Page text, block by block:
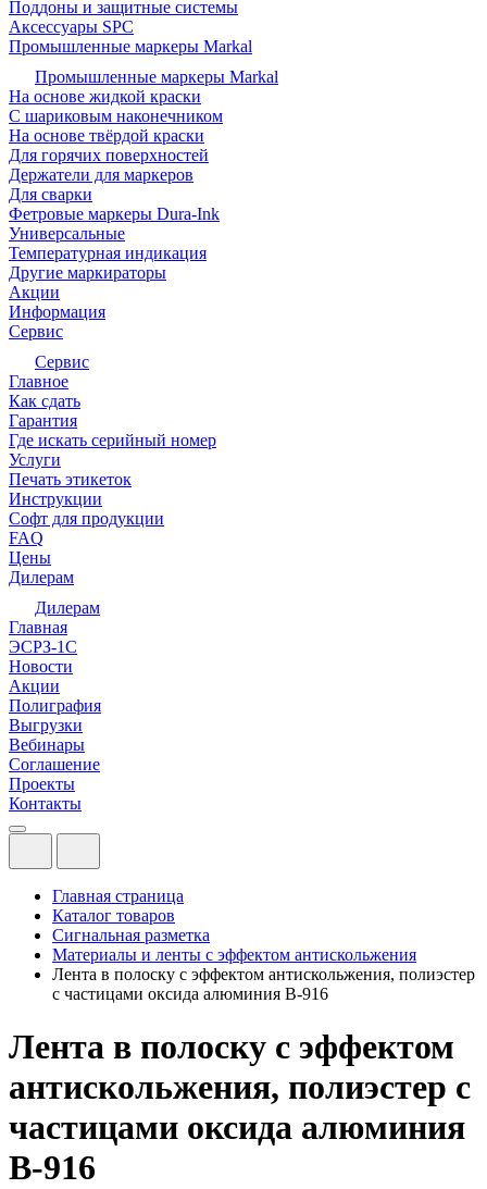
Поддоны и защитные системы
Аксессуары SPC
Промышленные маркеры Markal
Промышленные маркеры Markal
На основе жидкой краски
С шариковым наконечником
На основе твёрдой краски
Для горячих поверхностей
Держатели для маркеров
Для сварки
Фетровые маркеры Dura-Ink
Универсальные
Температурная индикация
Другие маркираторы
Акции
Информация
Сервис
Сервис
Главное
Как сдать
Гарантия
Где искать серийный номер
Услуги
Печать этикеток
Инструкции
Софт для продукции
FAQ
Цены
Дилерам
Дилерам
Главная
ЭСРЗ-1С
Новости
Акции
Полиграфия
Выгрузки
Вебинары
Соглашение
Проекты
Контакты
Главная страница
Каталог товаров
Сигнальная разметка
Материалы и ленты с эффектом антискольжения
Лента в полоску с эффектом антискольжения, полиэстер
с частицами оксида алюминия В-916
Лента в полоску с эффектом
антискольжения, полиэстер с
частицами оксида алюминия
В-916